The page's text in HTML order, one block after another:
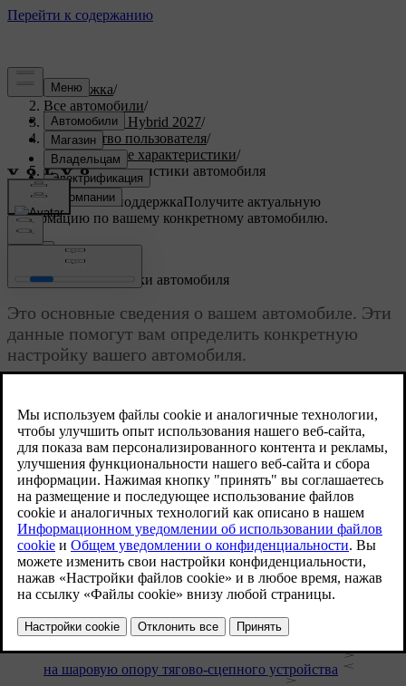
Поддержка/
Все автомобили/
XC90 Plug-in Hybrid 2027/
Руководство пользователя/
Технические характеристики/
Общие характеристики автомобиля
Индивидуальная поддержкаПолучите актуальную
информацию по вашему конкретному автомобилю.
Общие характеристики автомобиля
Это основные сведения о вашем автомобиле. Эти
данные помогут вам определить конкретную
настройку вашего автомобиля.
многим причинам. Например, чтобы иметь возможность
заказать нужные запасные детали или аксессуары.
Подробнее в этой теме
Размеры автомобиля
Массы
на шаровую опору тягово-сцепного устройства